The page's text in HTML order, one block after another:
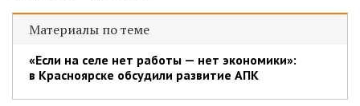
Материалы по теме
«Если на селе нет работы — нет экономики»:
в Красноярске обсудили развитие АПК